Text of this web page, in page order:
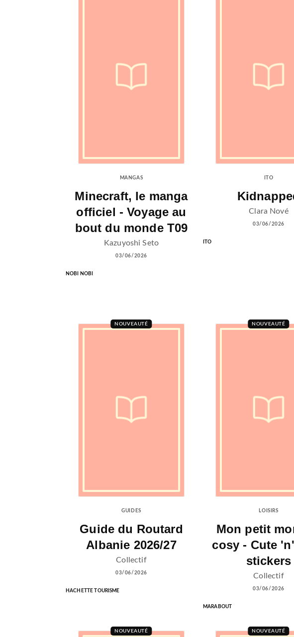
MANGAS
Minecraft, le manga
officiel - Voyage au
bout du monde T09
Kazuyoshi Seto
03/06/2026
NOBI NOBI
ITO
Clara Nové
03/06/2026
ITO
NOUVEAUTÉ
GUIDES
Guide du Routard
Albanie 2026/27
Collectif
03/06/2026
HACHETTE TOURISME
NOUVEAUTÉ
LOISIRS
Mon petit
cosy - Cute
stickers
Collectif
03/06/2026
MARABOUT
NOUVEAUTÉ NOUVEAUTÉ